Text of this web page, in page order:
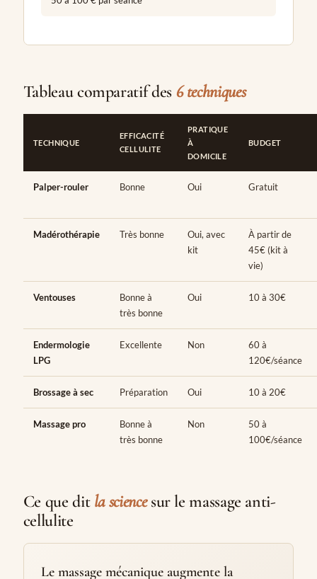
Tableau comparatif des 6 techniques
TECHNIQUE
EFFICACITÉ
CELLULITE
PRATIQUE
À
DOMICILE
BUDGET
Palper-rouler Bonne Oui Gratuit
Madérothérapie Très bonne
Oui, avec
kit
À partir de
45€ (kit à
vie)
Ventouses
Bonne à
très bonne
Oui 10 à 30€
Endermologie
LPG
Excellente Non
60 à
120€/séance
Brossage à sec Préparation Oui 10 à 20€
Massage pro
Bonne à
très bonne
Non
50 à
100€/séance
Ce que dit la sciencesur le massage anti-
cellulite
Le massage mécanique augmente la